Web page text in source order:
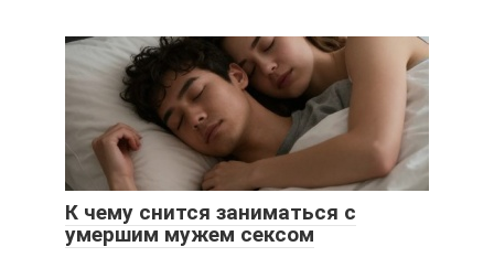
К чему снится заниматься с
умершим мужем сексом